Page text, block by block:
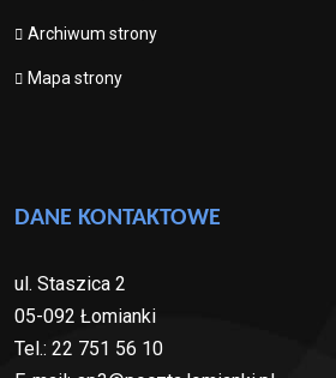
Archiwum strony
Mapa strony
DANE KONTAKTOWE
ul. Staszica 2
05-092 Łomianki
Tel.: 22 751 56 10